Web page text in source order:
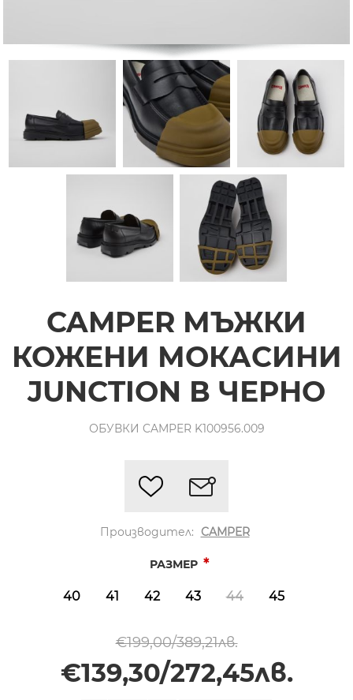
CAMPER МЪЖКИ
КОЖЕНИ МОКАСИНИ
JUNCTION В ЧЕРНО
ОБУВКИ CAMPER K100956.009
Производител: CAMPER
РАЗМЕР *
40 41 42 43 44 45
€199,00/389,21лв.
€139,30/272,45лв.